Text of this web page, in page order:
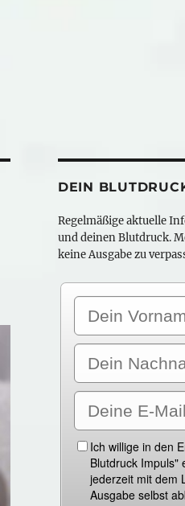
DEIN
Regelmäßige aktuelle
und deinen Blutdruck.
keine Ausgabe zu